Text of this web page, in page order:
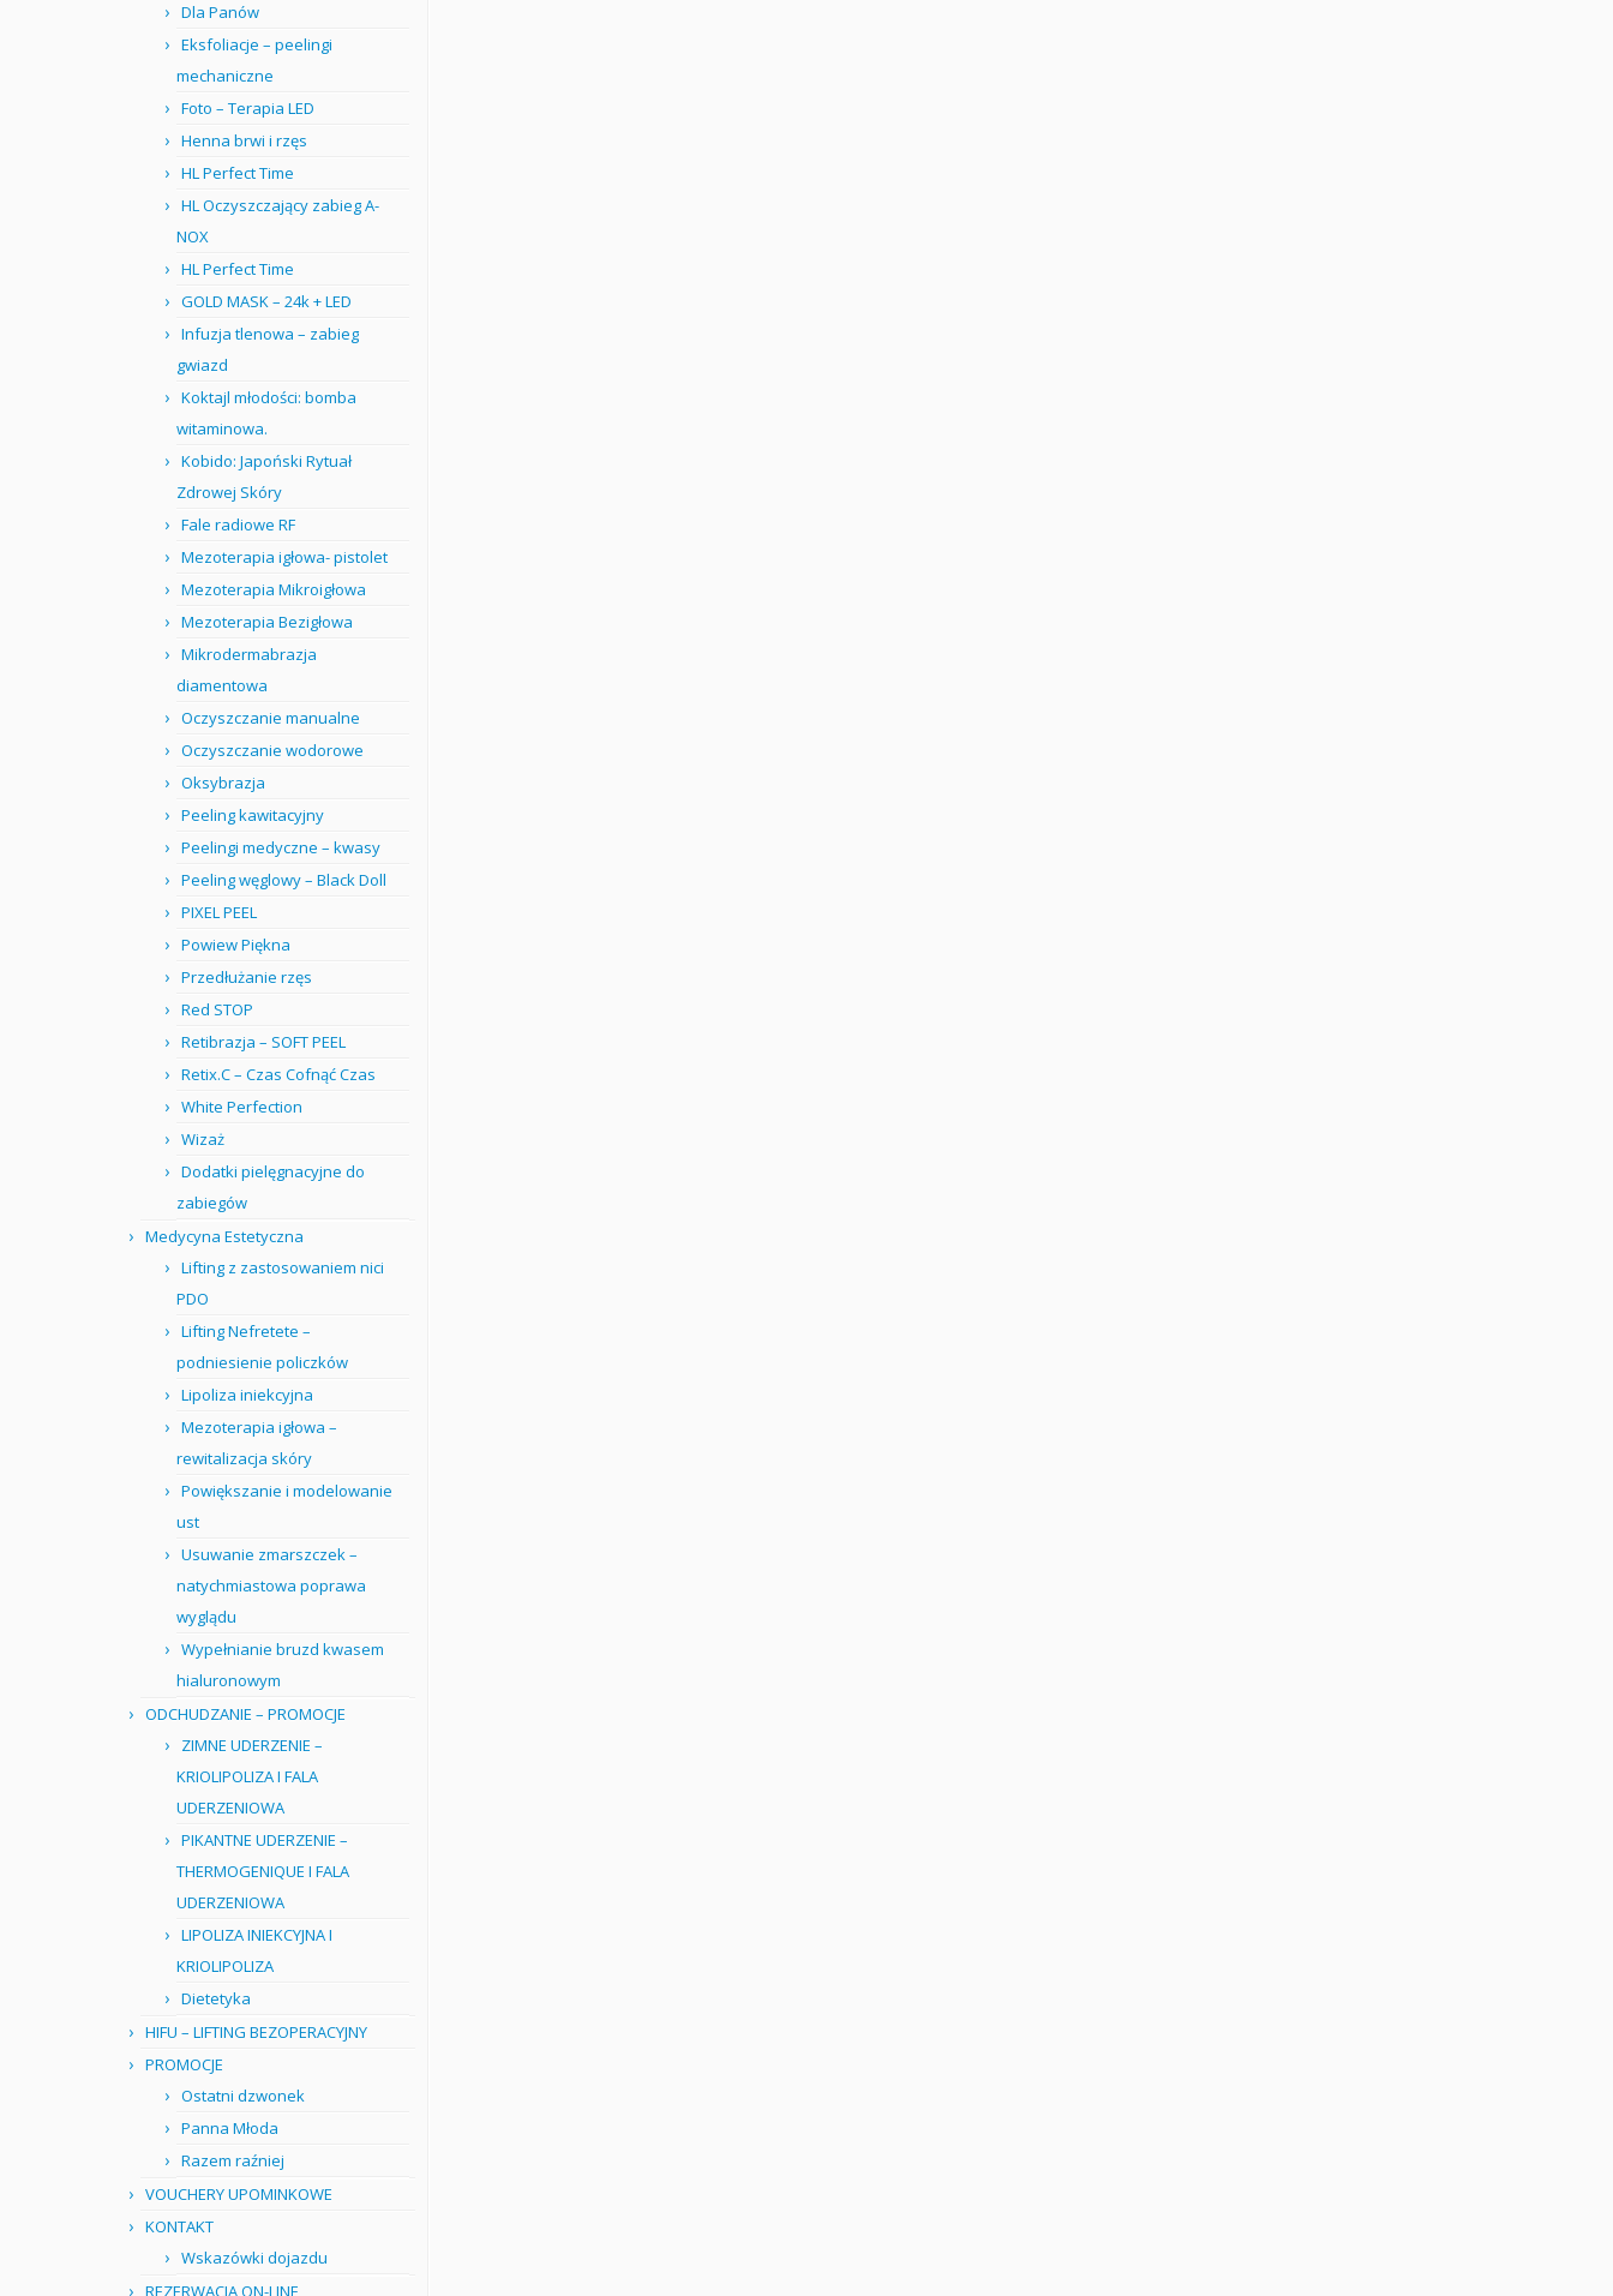
Dla Panów
Eksfoliacje – peelingi
mechaniczne
Foto – Terapia LED
Henna brwi i rzęs
HL Perfect Time
HL Oczyszczający zabieg A-
NOX
HL Perfect Time
GOLD MASK – 24k + LED
Infuzja tlenowa – zabieg
gwiazd
Koktajl młodości: bomba
witaminowa.
Kobido: Japoński Rytuał
Zdrowej Skóry
Fale radiowe RF
Mezoterapia igłowa- pistolet
Mezoterapia Mikroigłowa
Mezoterapia Bezigłowa
Mikrodermabrazja
diamentowa
Oczyszczanie manualne
Oczyszczanie wodorowe
Oksybrazja
Peeling kawitacyjny
Peelingi medyczne – kwasy
Peeling węglowy – Black Doll
PIXEL PEEL
Powiew Piękna
Przedłużanie rzęs
Red STOP
Retibrazja – SOFT PEEL
Retix.C – Czas Cofnąć Czas
White Perfection
Wizaż
Dodatki pielęgnacyjne do
zabiegów
Medycyna Estetyczna
Lifting z zastosowaniem nici
PDO
Lifting Nefretete –
podniesienie policzków
Lipoliza iniekcyjna
Mezoterapia igłowa –
rewitalizacja skóry
Powiększanie i modelowanie
ust
Usuwanie zmarszczek –
natychmiastowa poprawa
wyglądu
Wypełnianie bruzd kwasem
hialuronowym
ODCHUDZANIE – PROMOCJE
ZIMNE UDERZENIE –
KRIOLIPOLIZA I FALA
UDERZENIOWA
PIKANTNE UDERZENIE –
THERMOGENIQUE I FALA
UDERZENIOWA
LIPOLIZA INIEKCYJNA I
KRIOLIPOLIZA
Dietetyka
HIFU – LIFTING BEZOPERACYJNY
PROMOCJE
Ostatni dzwonek
Panna Młoda
Razem raźniej
VOUCHERY UPOMINKOWE
KONTAKT
Wskazówki dojazdu
REZERWACJA ON-LINE